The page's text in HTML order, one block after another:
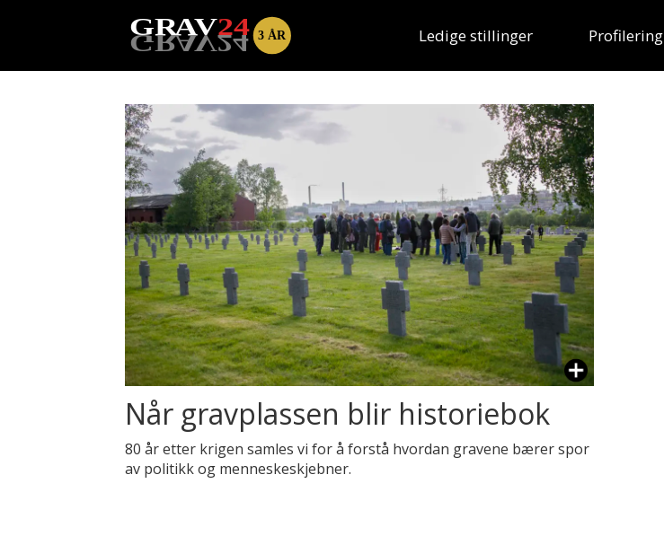
Ledige stillinger Profilering
Når gravplassen blir historiebok
80 år etter krigen samles vi for å forstå hvordan gravene bærer spor
av politikk og menneskeskjebner.